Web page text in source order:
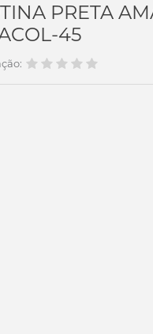
PRETA
45